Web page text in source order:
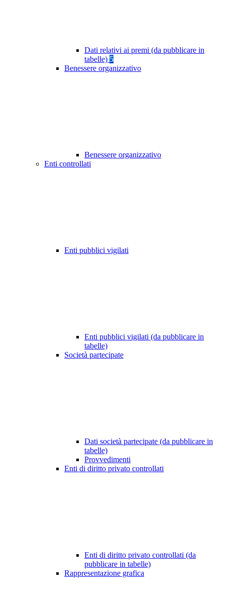
Dati relativi ai premi (da pubblicare in
tabelle) 5
Benessere organizzativo
Benessere organizzativo
Enti controllati
Enti pubblici vigilati
Enti pubblici vigilati (da pubblicare in
tabelle)
Società partecipate
Dati società partecipate (da pubblicare in
tabelle)
Provvedimenti
Enti di diritto privato controllati
Enti di diritto privato controllati (da
pubblicare in tabelle)
Rappresentazione grafica